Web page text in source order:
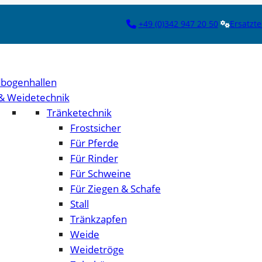
+49 (0)342 947 20 50
Weidetechnik
Tränketechnik
Frostsicher
Für Pferde
Für Rinder
Für Schweine
Für Ziegen & Schafe
Stall
Tränkzapfen
Weide
Weidetröge